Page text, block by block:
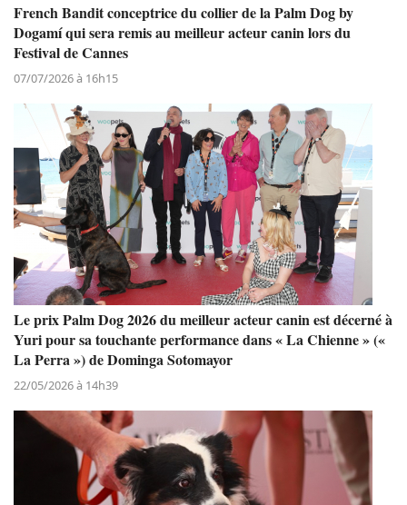
French Bandit conceptrice du collier de la Palm Dog by
Dogamí qui sera remis au meilleur acteur canin lors du
Festival de Cannes
07/07/2026 à 16h15
Le prix Palm Dog 2026 du meilleur acteur canin est décerné à
Yuri pour sa touchante performance dans « La Chienne » («
La Perra ») de Dominga Sotomayor
22/05/2026 à 14h39